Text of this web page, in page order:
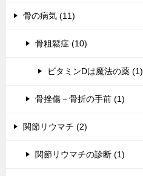
骨の病気 (11)
骨粗鬆症 (10)
ビタミンDは魔法の薬 (1)
骨挫傷－骨折の手前 (1)
関節リウマチ (2)
関節リウマチの診断 (1)